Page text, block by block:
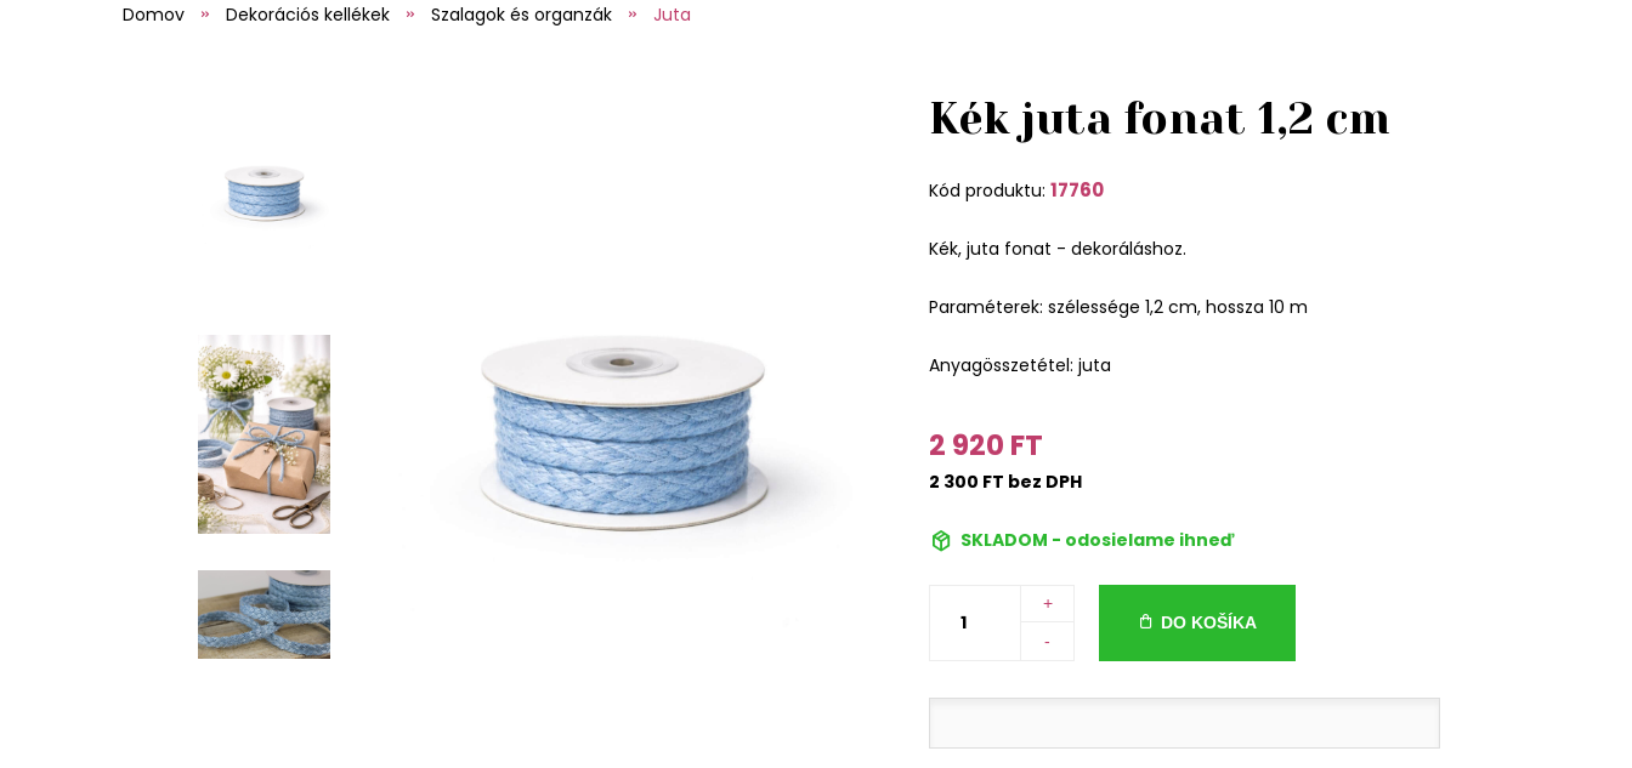
Domov Dekorációs kellékek Szalagok és organzák Juta
Kék juta fonat 1,2 cm
Kód produktu: 17760
Kék, juta fonat - dekoráláshoz.
Paraméterek: szélessége 1,2 cm, hossza 10 m
Anyagösszetétel: juta
2 920 FT
2 300 FT bez DPH
SKLADOM - odosielame ihneď
+
-
DO KOŠÍKA